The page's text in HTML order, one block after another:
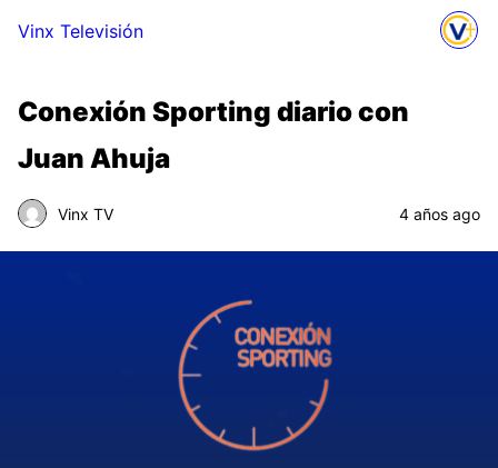
Vinx Televisión
Conexión Sporting diario con
Juan Ahuja
Vinx TV 4 años ago